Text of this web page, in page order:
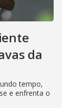
da
tempo,
e enfrenta o